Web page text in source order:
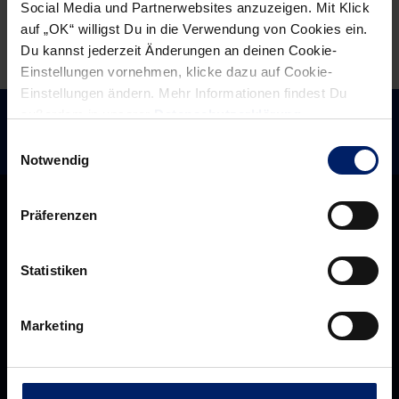
Social Media und Partnerwebsites anzuzeigen. Mit Klick
auf „OK“ willigst Du in die Verwendung von Cookies ein.
Du kannst jederzeit Änderungen an deinen Cookie-
Einstellungen vornehmen, klicke dazu auf Cookie-
Einstellungen ändern. Mehr Informationen findest Du
Notwendig
Präferenzen
Statistiken
Marketing